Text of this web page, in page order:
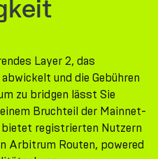
Layer 2, das
und die Gebühren
zu bridgen lässt Sie
Bruchteil der Mainnet-
bietet registrierten Nutzern
Arbitrum Routen, powered